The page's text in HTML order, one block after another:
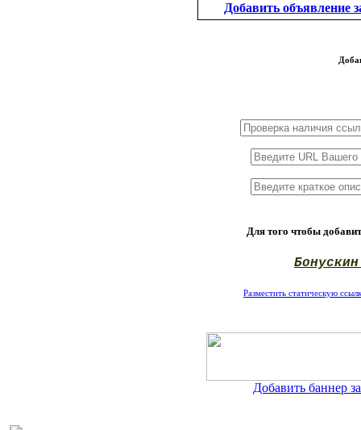
Добавить объявление
Для того чтобы
Разместить статическую
Добавить баннер